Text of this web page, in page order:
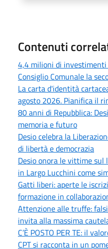
Contenuti
4,4 milioni di
Consiglio Comunale la
La carta d'identità
agosto 2026. Pianifica il
80 anni di Repubblica:
memoria e futuro
Desio celebra la
di libertà e democrazia
Desio onora le vittime sul
in Largo Lucchini come
Gatti liberi: aperte le
formazione in
Attenzione alle truffe:
invita alla massima
C’È POSTO PER TE: il
CPT si racconta in un